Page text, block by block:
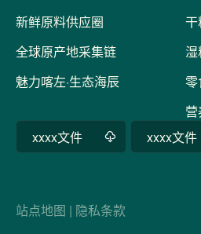
新鲜原料供应圈
全球原产地采集链
魅力喀左·生态海辰
干
湿
零
xxxx文件
xxxx文件
站点地图 | 隐私条款